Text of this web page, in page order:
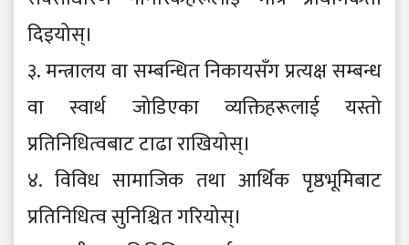
दिइयोस्।
३. मन्त्रालय वा सम्बन्धित निकायसँग प्रत्यक्ष सम्बन्ध
वा स्वार्थ जोडिएका व्यक्तिहरूलाई यस्तो
प्रतिनिधित्वबाट टाढा राखियोस्।
४. विविध सामाजिक तथा आर्थिक पृष्ठभूमिबाट
प्रतिनिधित्व सुनिश्चित गरियोस्।